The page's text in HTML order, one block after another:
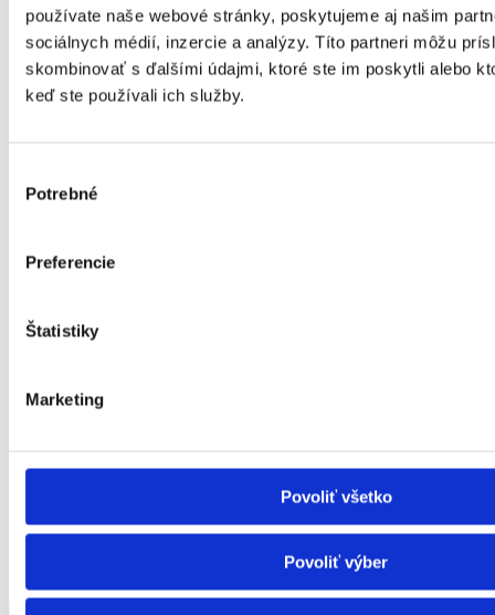
používate naše webové stránky, poskytujeme aj našim
sociálnych médií, inzercie a analýzy. Títo partneri môžu
skombinovať s ďalšími údajmi, ktoré ste im poskytli alebo
keď ste používali ich služby.
súhlasu
Potrebné
Preferencie
Štatistiky
Marketing
Povoliť všetko
Povoliť výber
Web
https://obeclenka.sk
Poskytovateľ
Obec Lenka
IČO : 00649601
Banskobystrický kraj